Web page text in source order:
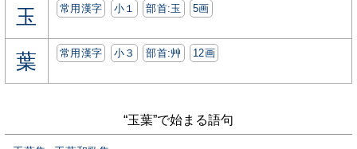
玉 常用漢字 小１ 部首:⽟ 5画
葉 常用漢字 小３ 部首:⾋ 12画
“玉葉”で始まる語句